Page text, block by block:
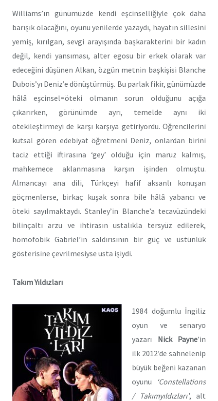
Williams’ın günümüzde kendi eşcinselliğiyle çok daha
barışık olacağını, oyunu yenilerde yazaydı, hayatın sillesini
yemiş, kırılgan, sevgi arayışında başkarakterini bir kadın
değil, kendi yansıması, alter egosu bir erkek olarak var
edeceğini düşünen Alkan, özgün metnin başkişisi Blanche
Dubois’yı Deniz’e dönüştürmüş. Bu parlak fikir, günümüzde
hâlâ eşcinsel=öteki olmanın sorun olduğunu açığa
çıkarırken, görünümde ayrı, temelde aynı iki
ötekileştirmeyi de karşı karşıya getiriyordu. Öğrencilerini
kutsal gören edebiyat öğretmeni Deniz, onlardan birini
taciz ettiği iftirasına ‘gey’ olduğu için maruz kalmış,
mahkemece aklanmasına karşın işinden olmuştu.
Almancayı ana dili, Türkçeyi hafif aksanlı konuşan
göçmenlerse, birkaç kuşak sonra bile hâlâ yabancı ve
öteki sayılmaktaydı. Stanley’in Blanche’a tecavüzündeki
bilinçaltı arzu ve ihtirasın ustalıkla tersyüz edilerek,
homofobik Gabriel’in saldırısının bir güç ve üstünlük
gösterisine çevrilmesiyse usta işiydi.
Takım Yıldızları
1984 doğumlu İngiliz
oyun ve senaryo
yazarı Nick Payne’in
ilk 2012’de sahnelenip
büyük beğeni kazanan
oyunu
‘Constellations
/ Takımyıldızları’, alt